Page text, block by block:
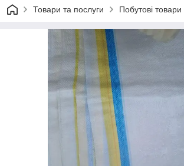
Товари та послуги Побутові товари